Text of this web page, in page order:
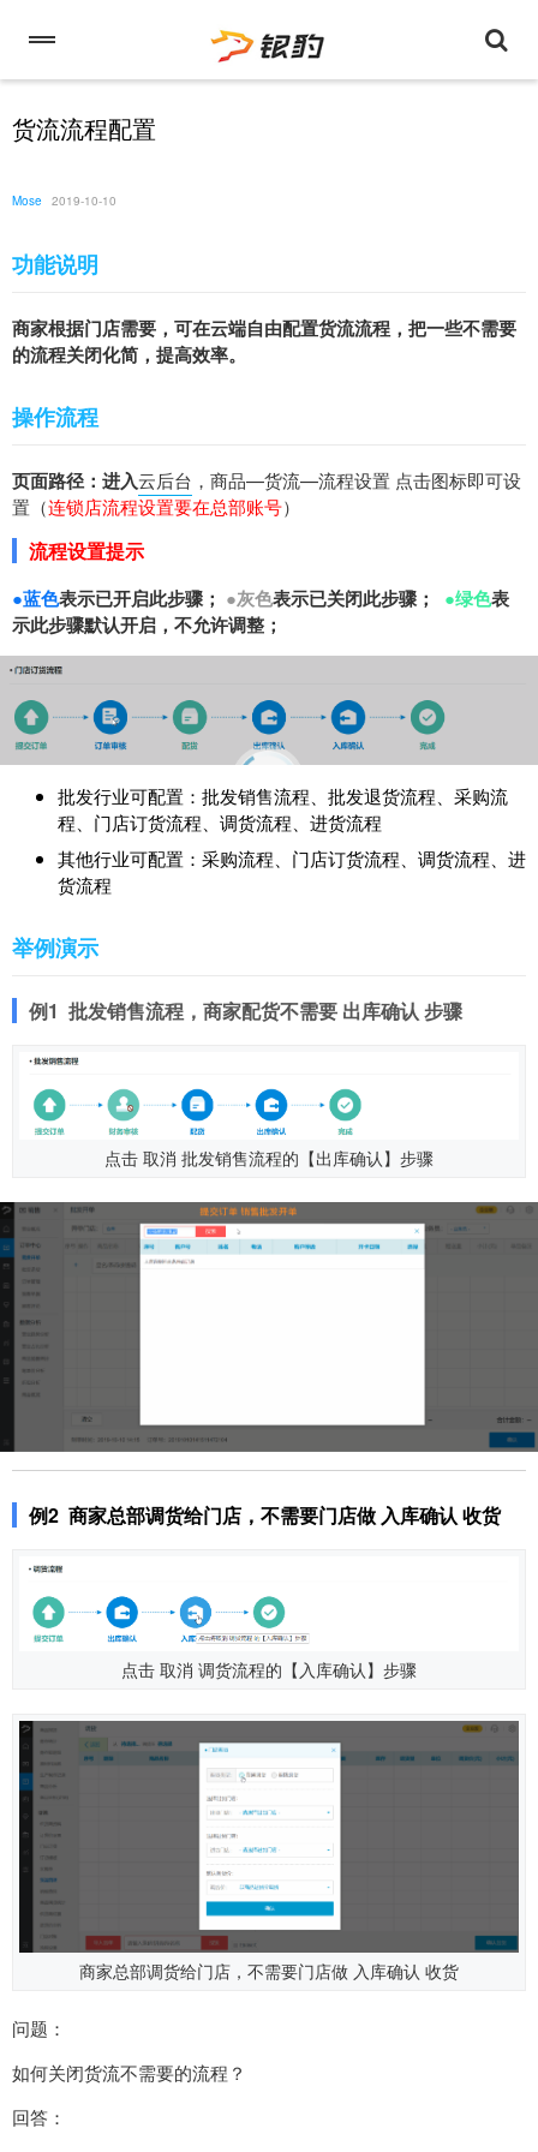
货流流程配置
Mose 2019-10-10
功能说明
商家根据门店需要，可在云端自由配置货流流程，把一些不需要
的流程关闭化简，提高效率。
操作流程
页面路径：进入云后台 ，商品—货流—流程设置 点击图标即可设
置（连锁店流程设置要在总部账号）
流程设置提示
●蓝色表示已开启此步骤； ●灰色表示已关闭此步骤； ●绿色表
示此步骤默认开启，不允许调整；
批发行业可配置：批发销售流程、批发退货流程、采购流
程、门店订货流程、调货流程、进货流程
其他行业可配置：采购流程、门店订货流程、调货流程、进
货流程
举例演示
例1 批发销售流程，商家配货不需要 出库确认 步骤
点击 取消 批发销售流程的【出库确认】步骤
例2 商家总部调货给门店，不需要门店做 入库确认 收货
点击 取消 调货流程的【入库确认】步骤
商家总部调货给门店，不需要门店做 入库确认 收货
问题：
如何关闭货流不需要的流程？
回答：